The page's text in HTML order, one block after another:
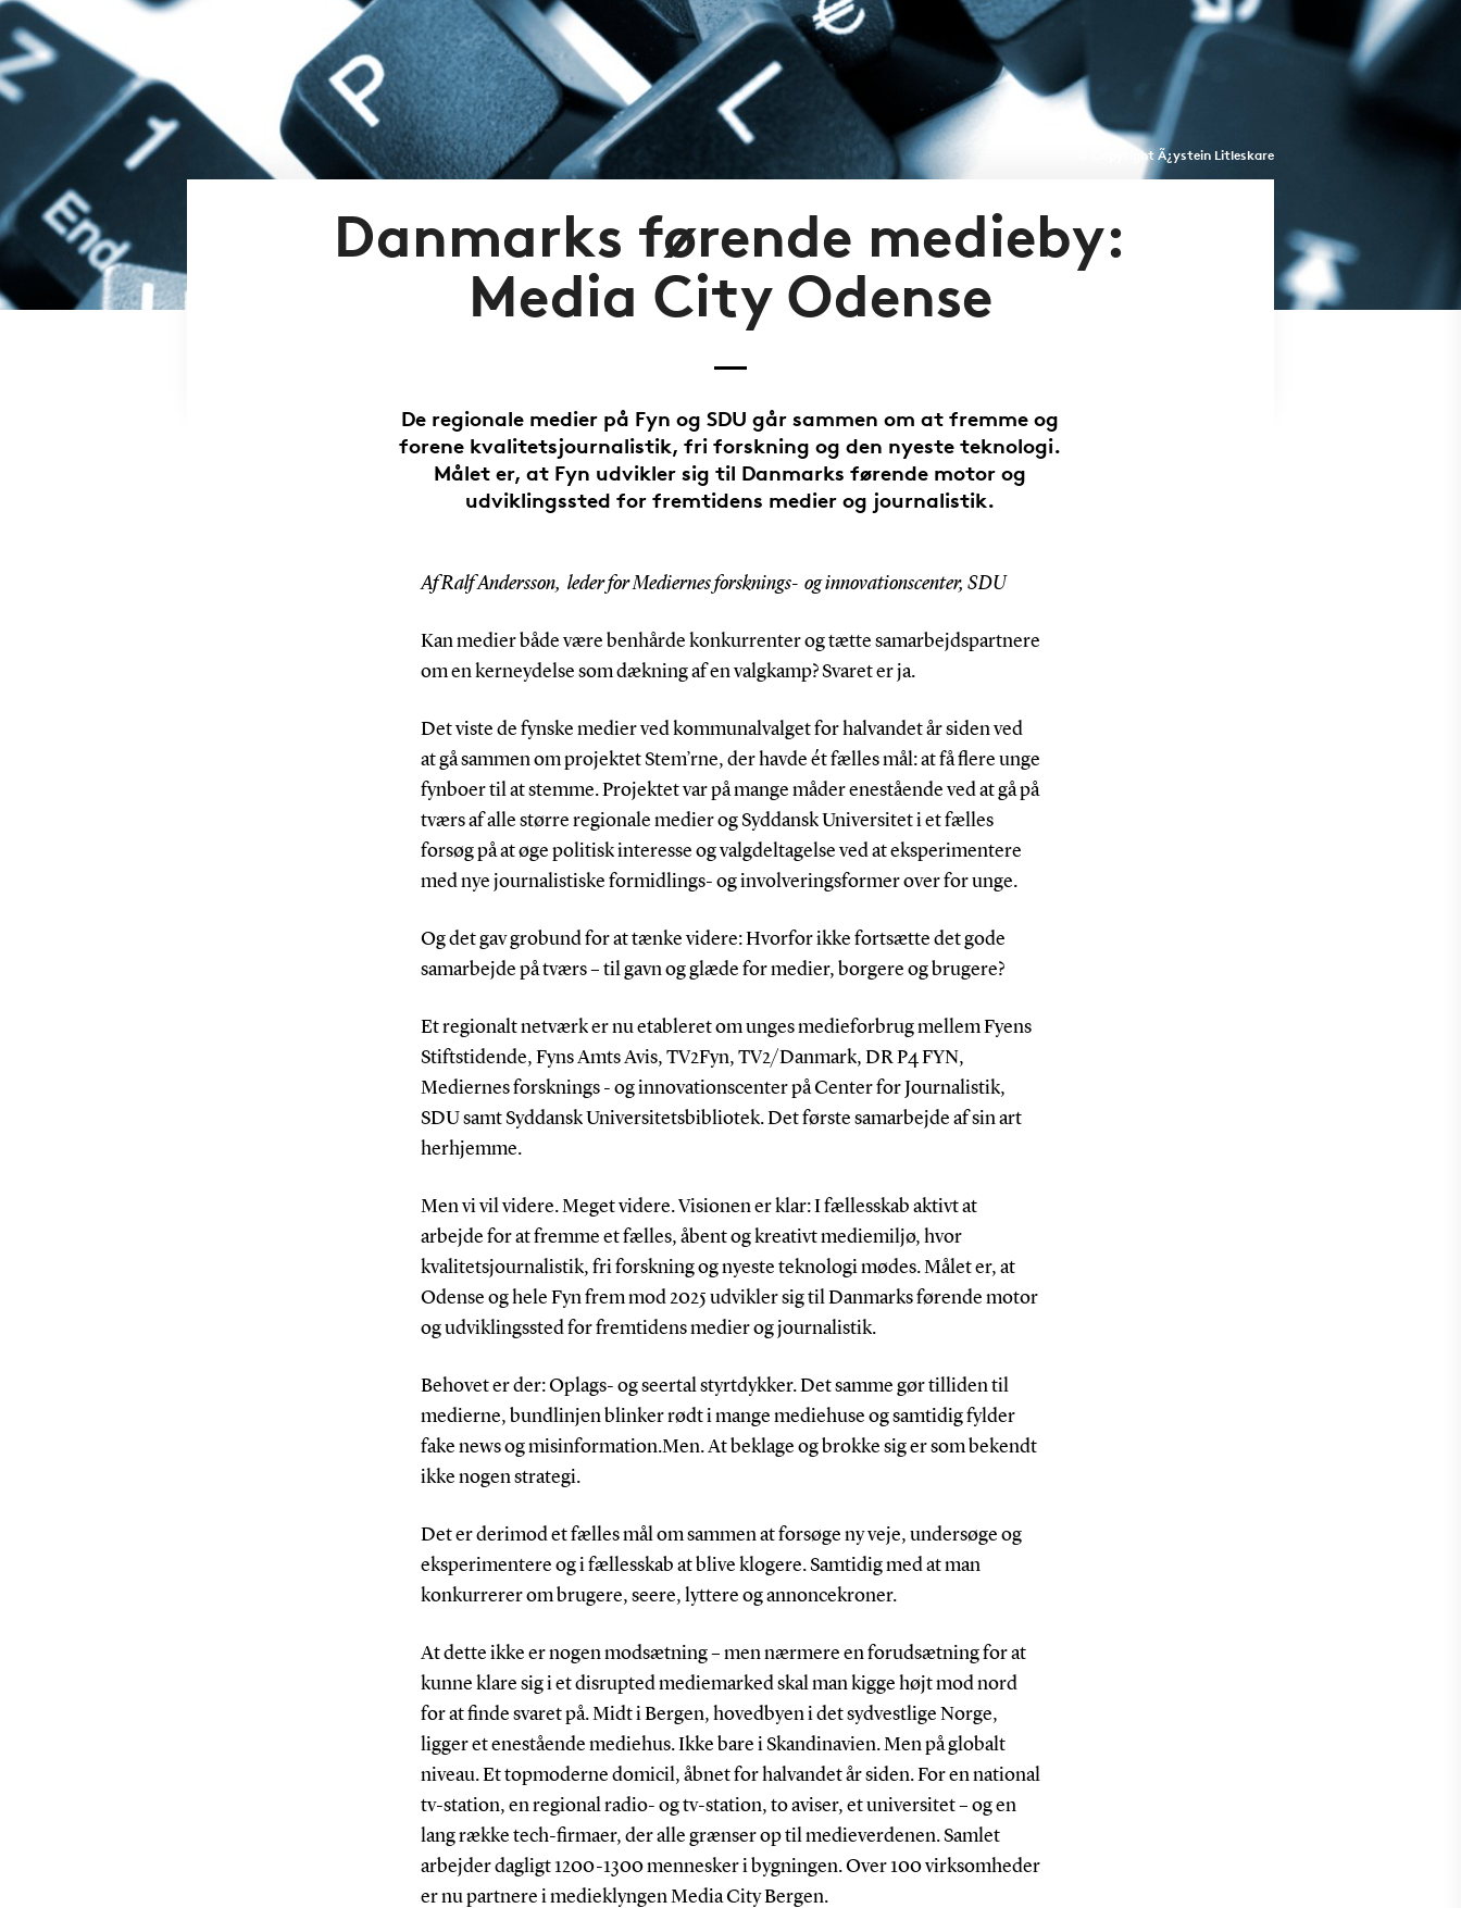
© Copyright Ã¿ystein Litleskare
Danmarks førende medieby:
Media City Odense
De regionale medier på Fyn og SDU går sammen om at fremme og
forene kvalitetsjournalistik, fri forskning og den nyeste teknologi.
Målet er, at Fyn udvikler sig til Danmarks førende motor og
udviklingssted for fremtidens medier og journalistik.
Af Ralf Andersson, leder for Mediernes forsknings- og innovationscenter, SDU
Kan medier både være benhårde konkurrenter og tætte samarbejdspartnere
om en kerneydelse som dækning af en valgkamp? Svaret er ja.
Det viste de fynske medier ved kommunalvalget for halvandet år siden ved
at gå sammen om projektet Stem’rne, der havde ét fælles mål: at få flere unge
fynboer til at stemme. Projektet var på mange måder enestående ved at gå på
tværs af alle større regionale medier og Syddansk Universitet i et fælles
forsøg på at øge politisk interesse og valgdeltagelse ved at eksperimentere
med nye journalistiske formidlings- og involveringsformer over for unge.
Og det gav grobund for at tænke videre: Hvorfor ikke fortsætte det gode
samarbejde på tværs – til gavn og glæde for medier, borgere og brugere?
Et regionalt netværk er nu etableret om unges medieforbrug mellem Fyens
Stiftstidende, Fyns Amts Avis, TV2Fyn, TV2/Danmark, DR P4 FYN,
Mediernes forsknings - og innovationscenter på Center for Journalistik,
SDU samt Syddansk Universitetsbibliotek. Det første samarbejde af sin art
herhjemme.
Men vi vil videre. Meget videre. Visionen er klar: I fællesskab aktivt at
arbejde for at fremme et fælles, åbent og kreativt mediemiljø, hvor
kvalitetsjournalistik, fri forskning og nyeste teknologi mødes. Målet er, at
Odense og hele Fyn frem mod 2025 udvikler sig til Danmarks førende motor
og udviklingssted for fremtidens medier og journalistik.
Behovet er der: Oplags- og seertal styrtdykker. Det samme gør tilliden til
medierne, bundlinjen blinker rødt i mange mediehuse og samtidig fylder
fake news og misinformation.Men. At beklage og brokke sig er som bekendt
ikke nogen strategi.
Det er derimod et fælles mål om sammen at forsøge ny veje, undersøge og
eksperimentere og i fællesskab at blive klogere. Samtidig med at man
konkurrerer om brugere, seere, lyttere og annoncekroner.
At dette ikke er nogen modsætning – men nærmere en forudsætning for at
kunne klare sig i et disrupted mediemarked skal man kigge højt mod nord
for at finde svaret på. Midt i Bergen, hovedbyen i det sydvestlige Norge,
ligger et enestående mediehus. Ikke bare i Skandinavien. Men på globalt
niveau. Et topmoderne domicil, åbnet for halvandet år siden. For en national
tv-station, en regional radio- og tv-station, to aviser, et universitet – og en
lang række tech-firmaer, der alle grænser op til medieverdenen. Samlet
arbejder dagligt 1200-1300 mennesker i bygningen. Over 100 virksomheder
er nu partnere i medieklyngen Media City Bergen.